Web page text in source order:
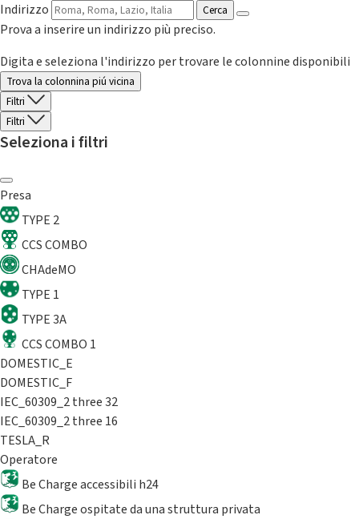
Indirizzo
Cerca
Prova a inserire un indirizzo più preciso.
Digita e seleziona l'indirizzo per trovare le colonnine disponibili
Trova la colonnina piú vicina
Filtri
Filtri
Seleziona i filtri
Presa
TYPE 2
CCS COMBO
CHAdeMO
TYPE 1
TYPE 3A
CCS COMBO 1
DOMESTIC_E
DOMESTIC_F
IEC_60309_2 three 32
IEC_60309_2 three 16
TESLA_R
Operatore
Be Charge accessibili h24
Be Charge ospitate da una struttura privata